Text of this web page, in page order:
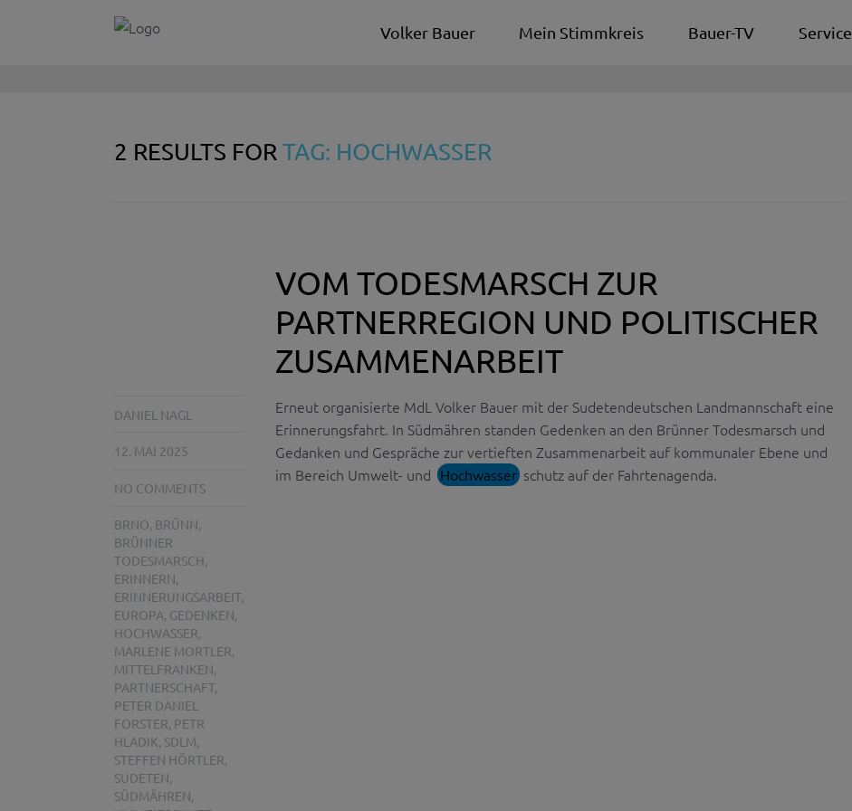
Volker Bauer Mein Stimmkreis Bauer-TV Service
2 RESULTS FOR TAG: HOCHWASSER
VOM TODESMARSCH ZUR
PARTNERREGION UND POLITISCHER
ZUSAMMENARBEIT
DANIEL NAGL
12. MAI 2025
NO COMMENTS
BRNO, BRÜNN,
BRÜNNER
TODESMARSCH,
ERINNERN,
ERINNERUNGSARBEIT,
EUROPA, GEDENKEN,
HOCHWASSER,
MARLENE MORTLER,
MITTELFRANKEN,
PARTNERSCHAFT,
PETER DANIEL
FORSTER, PETR
HLADIK, SDLM,
STEFFEN HÖRTLER,
SUDETEN,
SÜDMÄHREN,
Erneut organisierte MdL Volker Bauer mit der Sudetendeutschen Landmannschaft eine
Erinnerungsfahrt. In Südmähren standen Gedenken an den Brünner Todesmarsch und
Gedanken und Gespräche zur vertieften Zusammenarbeit auf kommunaler Ebene und
im Bereich Umwelt- und Hochwasser schutz auf der Fahrtenagenda.